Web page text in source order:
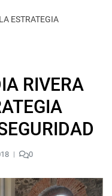
ESTRATEGIA
RIVERA
0